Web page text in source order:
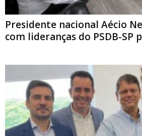
Presidente nacional Aécio
com lideranças do PSDB-SP